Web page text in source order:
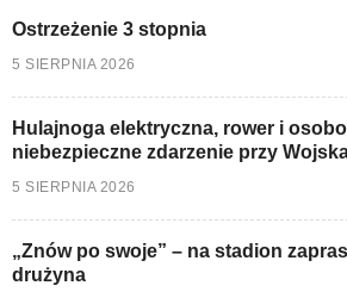
Ostrzeżenie 3 stopnia
5 SIERPNIA 2026
Hulajnoga elektryczna, rower i
niebezpieczne zdarzenie przy
5 SIERPNIA 2026
„Znów po swoje” – na stadion
drużyna